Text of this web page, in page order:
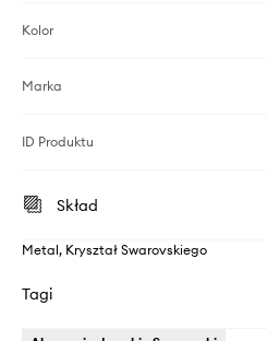
Kolor
Marka
ID Produktu
Skład
Metal, Kryształ Swarovskiego
Tagi